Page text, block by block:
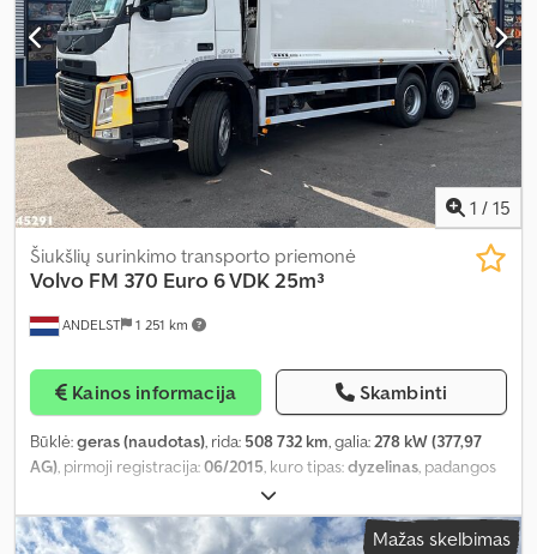
1 / 15
ANDELST 1 251 km
Šiukšlių surinkimo transporto priemonė
Volvo FM 370 Euro 6 VDK 25m³
Kainos informacija Skambinti
Būklė:geras (naudotas), rida: 508 732 km, galia: 278 kW (377,97
AG) , pirmoji registracija:06/2015 , kuro tipas:dyzelinas , padangos
, ašių konfigūracija:
kuras:dyzelinas, vairuotojo kabina:dieninė kabina, pavaros tipas:
automatinis , emisijos klasė:Euro 6 , pakaba:plienas-oras, sėdimų
Mažas skelbimas